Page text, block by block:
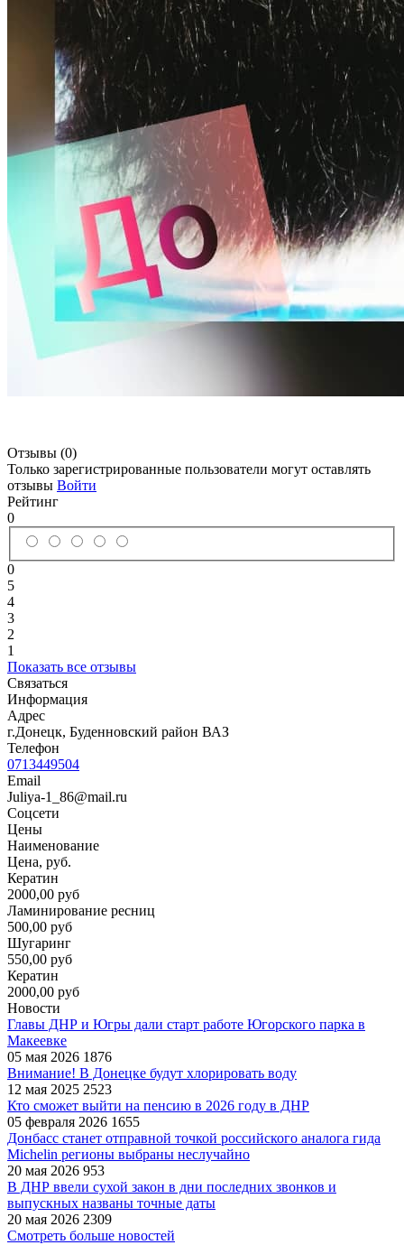
Отзывы (0)
Только зарегистрированные пользователи могут оставлять
отзывы Войти
Рейтинг
0
0
5
4
3
2
1
Показать все отзывы
Связаться
Информация
Адрес
г.Донецк, Буденновский район ВАЗ
Телефон
0713449504
Email
Juliya-1_86@mail.ru
Соцсети
Цены
Наименование
Цена, руб.
Кератин
2000,00 руб
Ламинирование ресниц
500,00 руб
Шугаринг
550,00 руб
Кератин
2000,00 руб
Новости
Главы ДНР и Югры дали старт работе Югорского парка в
Макеевке
05 мая 2026 1876
Внимание! В Донецке будут хлорировать воду
12 мая 2025 2523
Кто сможет выйти на пенсию в 2026 году в ДНР
05 февраля 2026 1655
Донбасс станет отправной точкой российского аналога гида
Michelin регионы выбраны неслучайно
20 мая 2026 953
В ДНР ввели сухой закон в дни последних звонков и
выпускных названы точные даты
20 мая 2026 2309
Смотреть больше новостей